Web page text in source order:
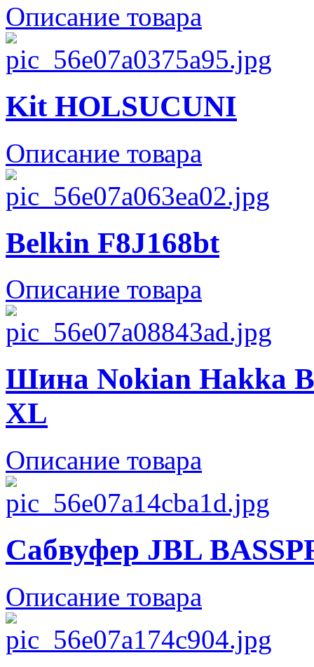
Описание товара
Kit HOLSUCUNI
Описание товара
Belkin F8J168bt
Описание товара
Шина Nokian Hakka
XL
Описание товара
Сабвуфер JBL
Описание товара